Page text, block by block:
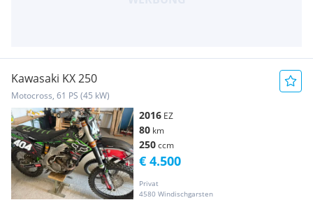
Kawasaki KX 250
Motocross, 61 PS (45 kW)
2016 EZ
80 km
250ccm
Privat
4580 Windischgarsten
€ 4.500